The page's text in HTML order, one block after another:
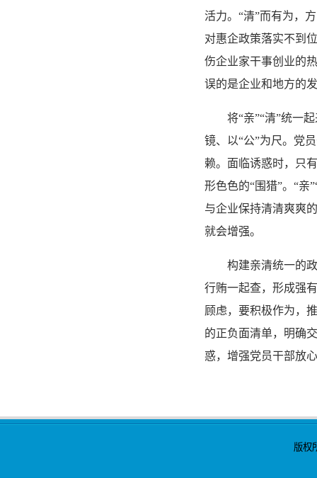
活力。“清”而有为，
对惠企政策落实不到
伤企业家干事创业的
误的是企业和地方的
将“亲”“清”统一起
镜、以“公”为尺。党
赖。面临诱惑时，只
形色色的“围猎”。“亲
与企业保持清清爽爽
就会增强。
构建亲清统一的政
行贿一起查，形成强
顾虑，要积极作为，
的正负面清单，明确
惑，增强党员干部放
版权